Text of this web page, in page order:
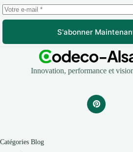
S'abonner
Innovation, performance et
Catégories Blog